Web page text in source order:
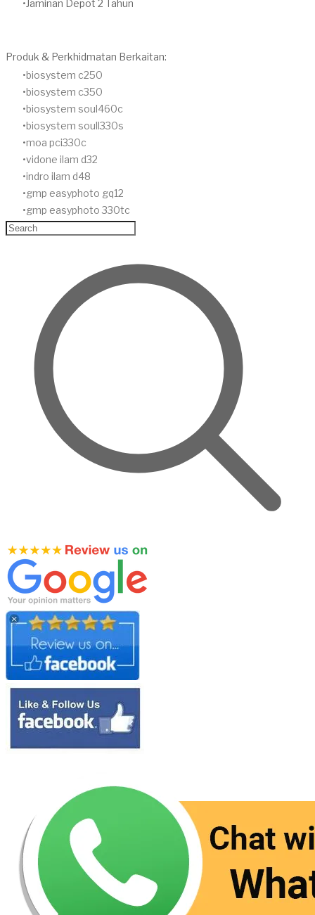
Jaminan Depot 2 Tahun​
Produk & Perkhidmatan Berkaitan:
biosystem c250
biosystem c350
biosystem soul460c
biosystem soull330s
moa pci330c
vidone ilam d32
indro ilam d48
gmp easyphoto gq12
gmp easyphoto 330tc